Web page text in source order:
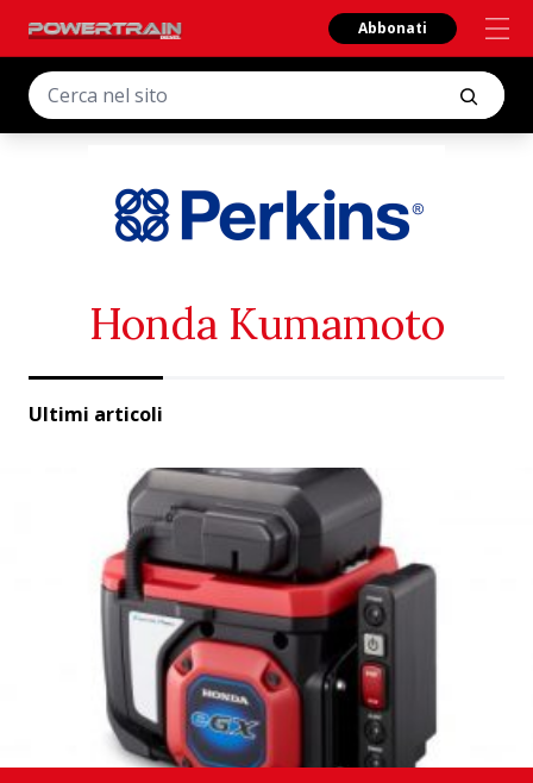
Abbonati
Honda Kumamoto
Ultimi articoli